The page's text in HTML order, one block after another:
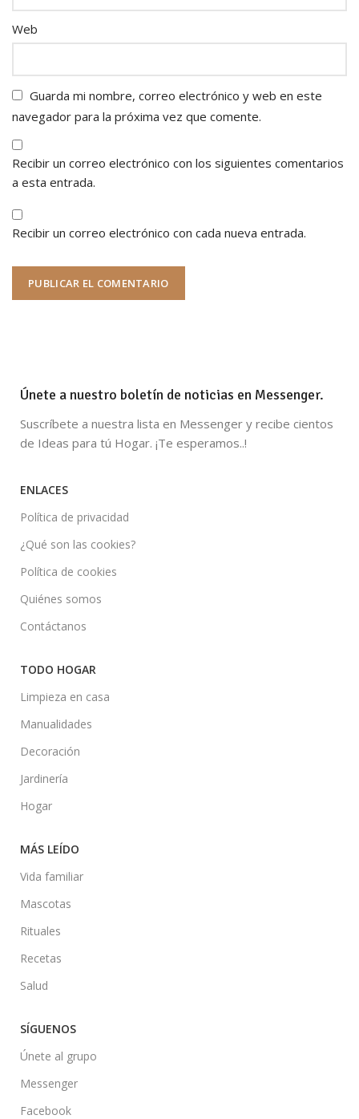
Web
Guarda mi nombre, correo electrónico y web en este
navegador para la próxima vez que comente.
Recibir un correo electrónico con los siguientes comentarios
a esta entrada.
Recibir un correo electrónico con cada nueva entrada.
Únete a nuestro boletín de noticias en Messenger.
Suscríbete a nuestra lista en Messenger y recibe cientos
de Ideas para tú Hogar. ¡Te esperamos..!
ENLACES
Política de privacidad
¿Qué son las cookies?
Política de cookies
Quiénes somos
Contáctanos
TODO HOGAR
Limpieza en casa
Manualidades
Decoración
Jardinería
Hogar
MÁS LEÍDO
Vida familiar
Mascotas
Rituales
Recetas
Salud
SÍGUENOS
Únete al grupo
Messenger
Facebook